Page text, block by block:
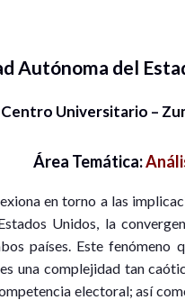
Autónoma del
Centro Universitario –
Área Temática:
en torno a las
Unidos, la
países. Este fenómeno
una complejidad tan
electoral; así